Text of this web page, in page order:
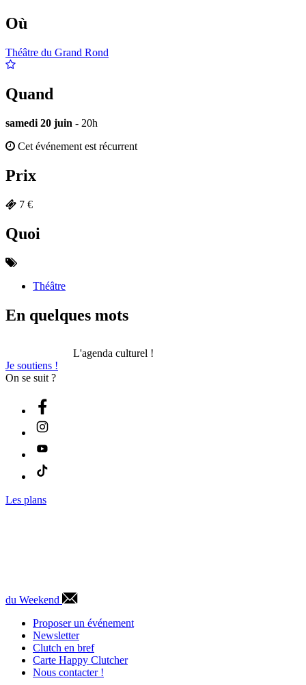
Où
Théâtre du Grand Rond
Quand
samedi 20 juin - 20h
Cet événement est récurrent
Prix
7 €
Quoi
Théâtre
En quelques mots
L'agenda culturel !
Je soutiens !
On se suit ?
Les plans
du Weekend
Proposer un événement
Newsletter
Clutch en bref
Carte Happy Clutcher
Nous contacter !